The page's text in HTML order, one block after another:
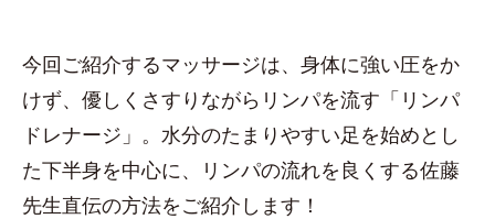
今回ご紹介するマッサージは、身体に強い圧をか
けず、優しくさすりながらリンパを流す「リンパ
ドレナージ」。水分のたまりやすい足を始めとし
た下半身を中心に、リンパの流れを良くする佐藤
先生直伝の方法をご紹介します！